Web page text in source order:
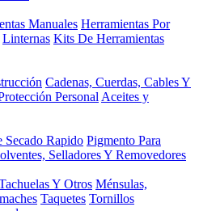
Manuales Herramientas Por
Linternas Kits De Herramientas
Cadenas, Cuerdas, Cables Y
Personal Aceites y
Secado Rapido Pigmento Para
Selladores Y Removedores
Y Otros Ménsulas,
Taquetes Tornillos